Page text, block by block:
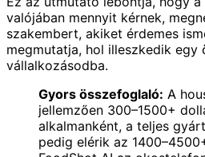
valójában mennyit kérnek,
szakembert, akiket érdemes
megmutatja, hol illeszkedik egy
vállalkozásodba.
Gyors összefoglaló: A
jellemzően 300–1500+
alkalmanként, a teljes
pedig elérik az